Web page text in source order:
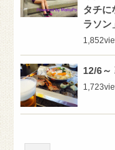
タチに
ラソン
1,852
12/6～
1,723